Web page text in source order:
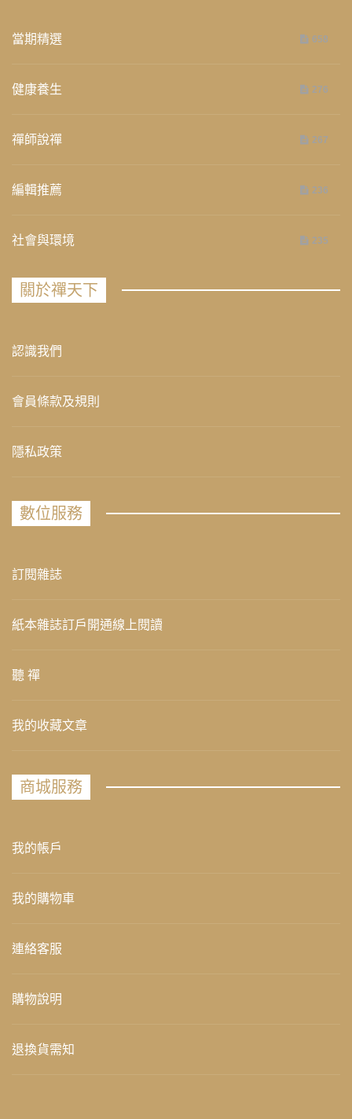
當期精選 658
健康養生 276
禪師說禪 267
編輯推薦 236
社會與環境 235
關於禪天下
認識我們
會員條款及規則
隱私政策
數位服務
訂閱雜誌
紙本雜誌訂戶開通線上閱讀
聽 禪
我的收藏文章
商城服務
我的帳戶
我的購物車
連絡客服
購物說明
退換貨需知